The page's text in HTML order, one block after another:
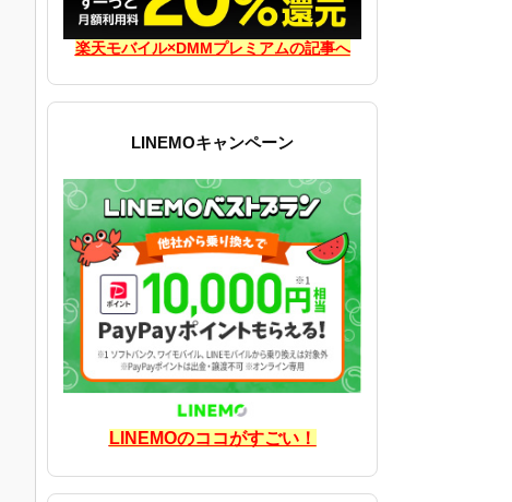
楽天モバイル×DMMプレミアムの記事へ
LINEMOキャンペーン
LINEMOのココがすごい！